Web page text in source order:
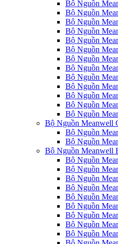
Bộ Nguồn
Bộ Nguồn
Bộ Nguồn
Bộ Nguồn
Bộ Nguồn
Bộ Nguồn
Bộ Nguồn
Bộ Nguồn
Bộ Nguồn
Bộ Nguồn
Bộ Nguồn
Bộ Nguồn
Bộ Nguồn
Bộ Nguồn Meanwell
Bộ Nguồn
Bộ Nguồn
Bộ Nguồn Meanwell
Bộ Nguồn
Bộ Nguồn
Bộ Nguồn
Bộ Nguồn
Bộ Nguồn
Bộ Nguồn
Bộ Nguồn
Bộ Nguồn
Bộ Nguồn